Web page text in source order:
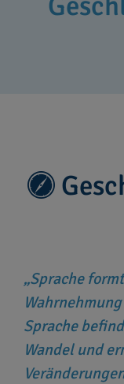
Sprache
Sprache
Wandel und